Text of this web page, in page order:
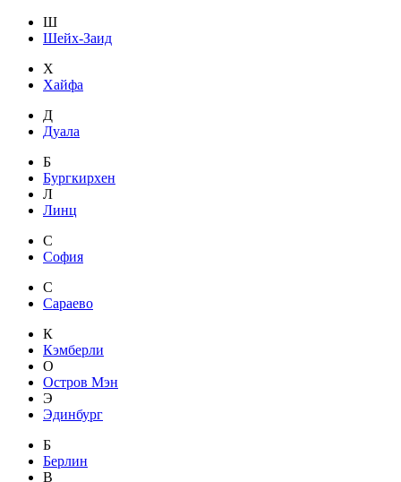
Ш
Шейх-Заид
Х
Хайфа
Д
Дуала
Б
Бургкирхен
Л
Линц
С
София
С
Сараево
К
Кэмберли
О
Остров Мэн
Э
Эдинбург
Б
Берлин
В